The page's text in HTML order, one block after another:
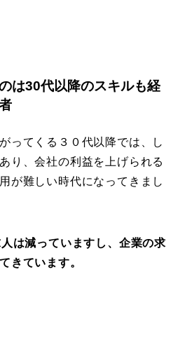
は30代以降のスキルも経
ってくる３０代以降では、し
り、会社の利益を上げられる
が難しい時代になってきまし
は減っていますし、企業の求
きています。